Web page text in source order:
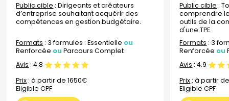
Public cible : Dirigeants et créateurs
d’entreprise souhaitant acquérir des
compétences en gestion budgétaire.
Formats : 3 formules : Essentielle ou
Renforcée ou Parcours Complet
Avis :4.8
Prix : à partir de 1650€
Eligible CPF
Public cible :
comprendre
outils de la
d'une TPE.
Formats : 3
Renforcée ou
Avis :4.9
Prix : à partir
Eligible CPF